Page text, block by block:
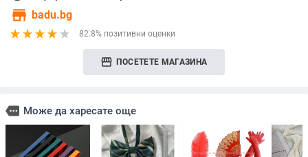
store badu.bg
82.8% позитивни оценки
storefront ПОСЕТЕТЕ МАГАЗИНА
more Може да харесате още